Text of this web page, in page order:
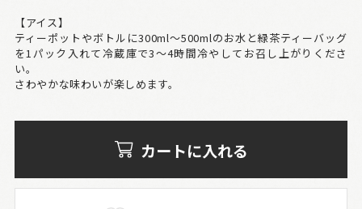
【アイス】
ティーポットやボトルに300ml～500mlのお水と緑茶ティーバッグ
を1パック入れて冷蔵庫で3～4時間冷やしてお召し上がりくださ
い。
さわやかな味わいが楽しめます。
カートに入れる